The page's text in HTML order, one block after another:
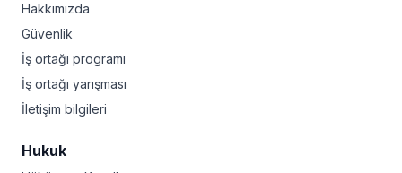
Hakkımızda
Güvenlik
İş ortağı programı
İş ortağı yarışması
İletişim bilgileri
Hukuk